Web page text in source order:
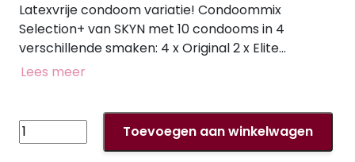
Latexvrije condoom variatie! Condoommix
Selection+ van SKYN met 10 condooms in 4
verschillende smaken: 4 x Original 2 x Elite
(ultradun) 2 x Elite Extra Lubricated (40% meer
(Poylisoprene): Zijdezacht en aangenaam om aan
te raken, latexvrij en geurloos - ideaal voor
Lees meer
SKYN
Selection+
Toevoegen aan winkelwagen